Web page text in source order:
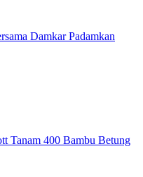
Damkar Padamkan
Tanam 400 Bambu Betung